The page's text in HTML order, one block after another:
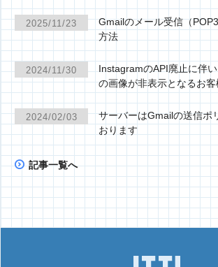
2025/11/23
Gmailのメール受信（
方法
2024/11/30
InstagramのAPI廃止に伴
の画像が非表示となるお客
2024/02/03
サーバーはGmailの送信ポ
おります
記事一覧へ